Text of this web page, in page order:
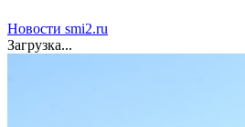
Новости smi2.ru
Загрузка...